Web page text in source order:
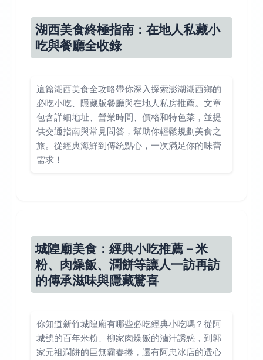
湖西美食終極指南：在地人私藏小
吃與餐廳全收錄
這篇湖西美食全攻略帶你深入探索澎湖湖西鄉的
必吃小吃、隱藏版餐廳與在地人私房推薦。文章
包含詳細地址、營業時間、價格和特色菜，並提
供交通指南與常見問答，幫助你輕鬆規劃美食之
旅。從經典海鮮到傳統點心，一次滿足你的味蕾
需求！
城隍廟美食：經典小吃推薦－米
粉、肉燥飯、潤餅等讓人一訪再訪
的傳承滋味與隱藏驚喜
你知道新竹城隍廟有哪些必吃經典小吃嗎？從阿
城號的百年米粉、柳家肉燥飯的滷汁誘惑，到郭
家元祖潤餅的巨無霸春捲，還有阿忠冰店的透心